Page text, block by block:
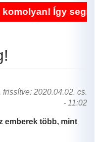
Így segített a
2020.04.02. cs.
- 11:02
emberek több, mint